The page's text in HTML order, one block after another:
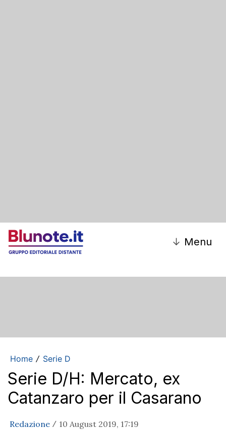
↓ Menu
Home / Serie D
Serie D/H: Mercato, ex
Catanzaro per il Casarano
Redazione / 10 August 2019, 17:19